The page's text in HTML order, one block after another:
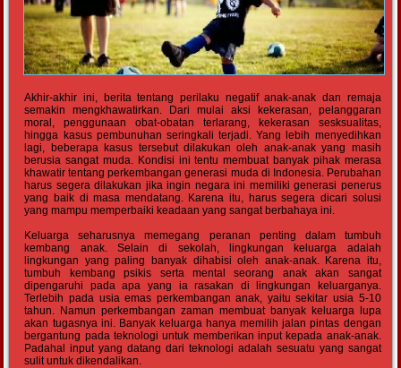
Akhir-akhir ini, berita tentang perilaku negatif anak-anak dan remaja
semakin mengkhawatirkan. Dari mulai aksi kekerasan, pelanggaran
moral, penggunaan obat-obatan terlarang, kekerasan sesksualitas,
hingga kasus pembunuhan seringkali terjadi. Yang lebih menyedihkan
lagi, beberapa kasus tersebut dilakukan oleh anak-anak yang masih
berusia sangat muda. Kondisi ini tentu membuat banyak pihak merasa
khawatir tentang perkembangan generasi muda di Indonesia. Perubahan
harus segera dilakukan jika ingin negara ini memiliki generasi penerus
yang baik di masa mendatang. Karena itu, harus segera dicari solusi
yang mampu memperbaiki keadaan yang sangat berbahaya ini.
Keluarga seharusnya memegang peranan penting dalam tumbuh
kembang anak. Selain di sekolah, lingkungan keluarga adalah
lingkungan yang paling banyak dihabisi oleh anak-anak. Karena itu,
tumbuh kembang psikis serta mental seorang anak akan sangat
dipengaruhi pada apa yang ia rasakan di lingkungan keluarganya.
Terlebih pada usia emas perkembangan anak, yaitu sekitar usia 5-10
tahun. Namun perkembangan zaman membuat banyak keluarga lupa
akan tugasnya ini. Banyak keluarga hanya memilih jalan pintas dengan
bergantung pada teknologi untuk memberikan input kepada anak-anak.
Padahal input yang datang dari teknologi adalah sesuatu yang sangat
sulit untuk dikendalikan.